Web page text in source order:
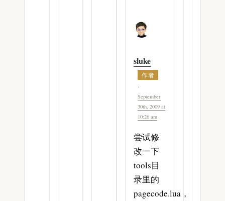
sluke
September
30th, 2009 at
10:26 am
尝试修
改一下
tools目
录里的
pagecode.lua，